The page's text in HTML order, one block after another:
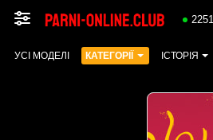
УСІ МОДЕЛІ КАТЕГОРІЇ ІСТОРІЯ